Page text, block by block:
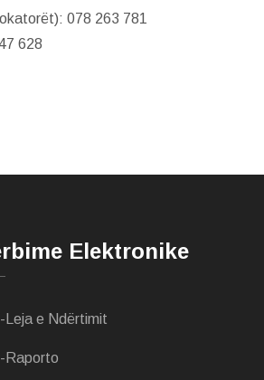
078 263 781
628
Elektronike
Leja e Ndërtimit
Raporto